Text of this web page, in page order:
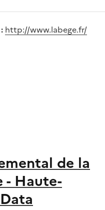
http://www.labege.fr/
de la
- Haute-